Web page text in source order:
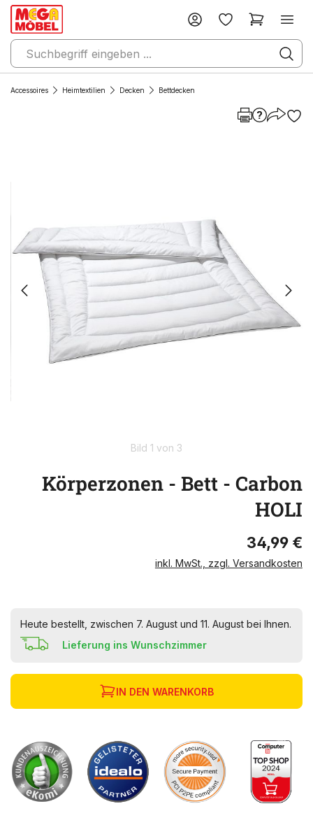
Accessoires Heimtextilien Decken Bettdecken
Bild 1 von 3
Körperzonen - Bett - Carbon
HOLI
34,99 €
inkl. MwSt., zzgl. Versandkosten
Heute bestellt, zwischen 7. August und 11. August bei Ihnen.
Lieferung ins Wunschzimmer
IN DEN WARENKORB